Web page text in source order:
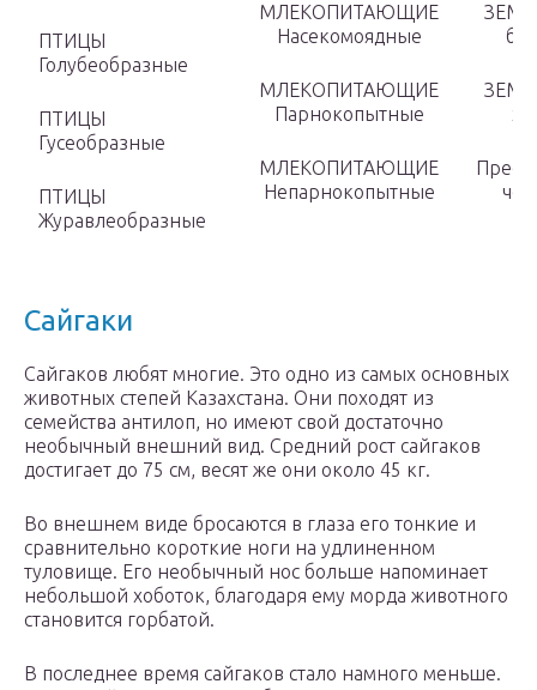
ПТИЦЫ
Голубеобразные
ПТИЦЫ
Гусеобразные
ПТИЦЫ
Журавлеобразные
МЛЕКОПИТАЮЩИЕ
Насекомоядные
МЛЕКОПИТАЮЩИЕ
Парнокопытные
МЛЕКОПИТАЮЩИЕ
Непарнокопытные
Сайгаки
Сайгаков любят многие. Это одно из самых основных
животных степей Казахстана. Они походят из
семейства антилоп, но имеют свой достаточно
необычный внешний вид. Средний рост сайгаков
достигает до 75 см, весят же они около 45 кг.
Во внешнем виде бросаются в глаза его тонкие и
сравнительно короткие ноги на удлиненном
туловище. Его необычный нос больше напоминает
небольшой хоботок, благодаря ему морда животного
становится горбатой.
В последнее время сайгаков стало намного меньше.